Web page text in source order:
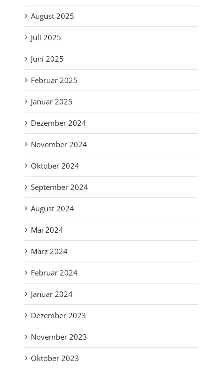
August 2025
Juli 2025
Juni 2025
Februar 2025
Januar 2025
Dezember 2024
November 2024
Oktober 2024
September 2024
August 2024
Mai 2024
März 2024
Februar 2024
Januar 2024
Dezember 2023
November 2023
Oktober 2023